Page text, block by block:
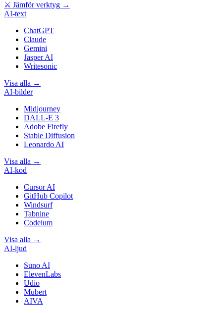
⚔ Jämför verktyg →
AI-text
ChatGPT
Claude
Gemini
Jasper AI
Writesonic
Visa alla →
AI-bilder
Midjourney
DALL-E 3
Adobe Firefly
Stable Diffusion
Leonardo AI
Visa alla →
AI-kod
Cursor AI
GitHub Copilot
Windsurf
Tabnine
Codeium
Visa alla →
AI-ljud
Suno AI
ElevenLabs
Udio
Mubert
AIVA